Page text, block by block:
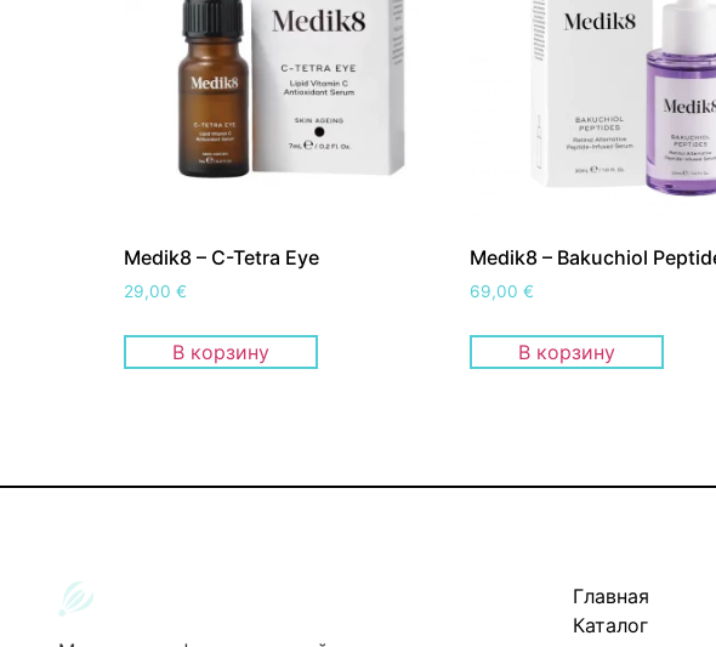
Medik8 – C-Tetra Eye
29,00 €
В корзину
Medik8 – Bakuchiol
69,00 €
В корзину
Главная
Каталог